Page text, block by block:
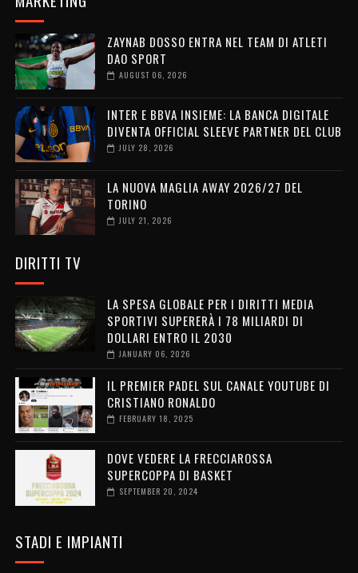
ZAYNAB DOSSO ENTRA NEL TEAM DI ATLETI
DAO SPORT
AUGUST 06, 2026
INTER E BBVA INSIEME: LA BANCA DIGITALE
DIVENTA OFFICIAL SLEEVE PARTNER DEL CLUB
JULY 28, 2026
LA NUOVA MAGLIA AWAY 2026/27 DEL
TORINO
JULY 21, 2026
DIRITTI TV
LA SPESA GLOBALE PER I DIRITTI MEDIA
SPORTIVI SUPERERÀ I 78 MILIARDI DI
DOLLARI ENTRO IL 2030
JANUARY 06, 2026
IL PREMIER PADEL SUL CANALE YOUTUBE DI
CRISTIANO RONALDO
FEBRUARY 18, 2025
DOVE VEDERE LA FRECCIAROSSA
SUPERCOPPA DI BASKET
SEPTEMBER 20, 2024
STADI E IMPIANTI